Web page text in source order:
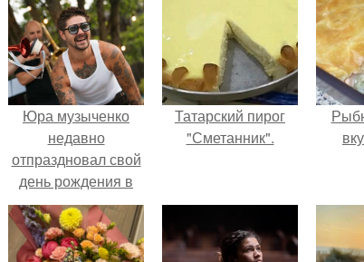
Юра музыченко
недавно
отпраздновал свой
день рождения в
кругу самых
близких и родных
людей.
Татарский пирог
"Сметанник".